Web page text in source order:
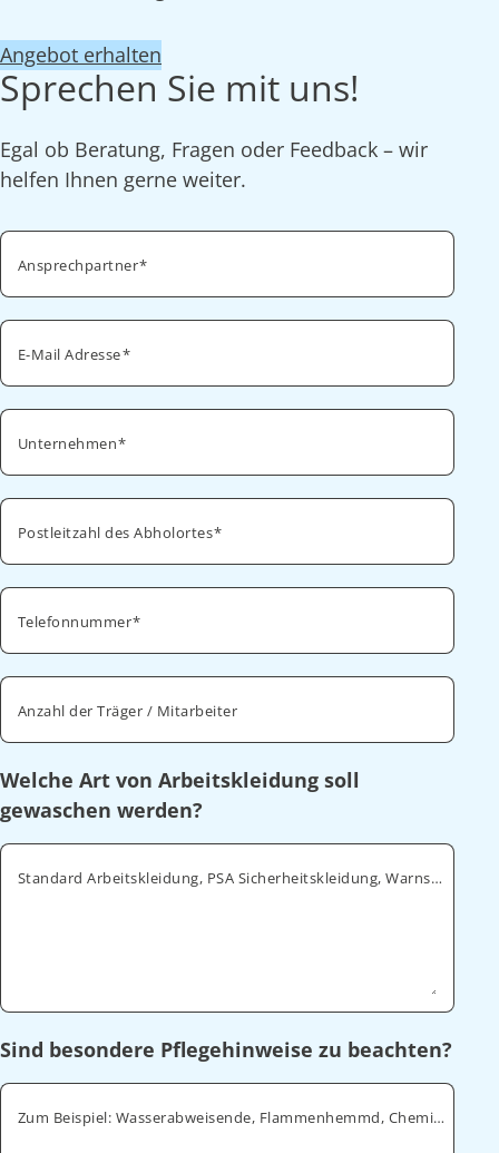
Angebot erhalten
Sprechen Sie mit uns!
Egal ob Beratung, Fragen oder Feedback – wir
helfen Ihnen gerne weiter.
Ansprechpartner
E-Mail Adresse
Unternehmen
Postleitzahl des Abholortes
Telefonnummer
Anzahl der Träger / Mitarbeiter
Welche Art von Arbeitskleidung soll
gewaschen werden?
Standard Arbeitskleidung, PSA Sicherheitskleidung, Warnschutz, ESD
Sind besondere Pflegehinweise zu beachten?
Zum Beispiel: Wasserabweisende, Flammenhemmd, Chemikalienabweisende